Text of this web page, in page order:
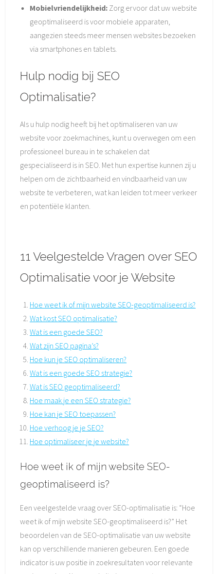
Mobielvriendelijkheid: Zorg ervoor dat uw website
geoptimaliseerd is voor mobiele apparaten,
aangezien steeds meer mensen websites bezoeken
via smartphones en tablets.
Hulp nodig bij SEO
Optimalisatie?
Als u hulp nodig heeft bij het optimaliseren van uw
website voor zoekmachines, kunt u overwegen om een
professioneel bureau in te schakelen dat
gespecialiseerd is in SEO. Met hun expertise kunnen zij u
helpen om de zichtbaarheid en vindbaarheid van uw
website te verbeteren, wat kan leiden tot meer verkeer
en potentiële klanten.
11 Veelgestelde Vragen over SEO
Optimalisatie voor je Website
Hoe weet ik of mijn website SEO-geoptimaliseerd is?
Wat kost SEO optimalisatie?
Wat is een goede SEO?
Wat zijn SEO pagina’s?
Hoe kun je SEO optimaliseren?
Wat is een goede SEO strategie?
Wat is SEO geoptimaliseerd?
Hoe maak je een SEO strategie?
Hoe kan je SEO toepassen?
Hoe verhoog je je SEO?
Hoe optimaliseer je je website?
Hoe weet ik of mijn website SEO-
geoptimaliseerd is?
Een veelgestelde vraag over SEO-optimalisatie is: “Hoe
weet ik of mijn website SEO-geoptimaliseerd is?” Het
beoordelen van de SEO-optimalisatie van uw website
kan op verschillende manieren gebeuren. Een goede
indicator is uw positie in zoekresultaten voor relevante